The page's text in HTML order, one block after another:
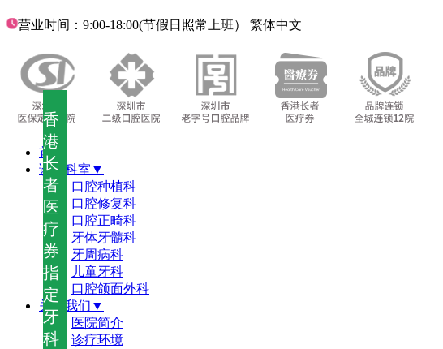
—
香
港
长
者
医
疗
券
指
定
牙
科
营业时间：9:00-18:00(节假日照常上班） 繁体中文
首页
诊疗科室▼
口腔种植科
口腔修复科
口腔正畸科
牙体牙髓科
牙周病科
儿童牙科
口腔颌面外科
关于我们▼
医院简介
诊疗环境